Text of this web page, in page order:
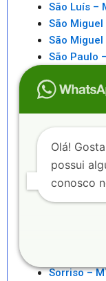
São Luís –
São Miguel
São Miguel
São Paulo
São
Senhor do
Serra – ES
Serrinha –
Sete
Sorriso –
Olá!
possui
conosco